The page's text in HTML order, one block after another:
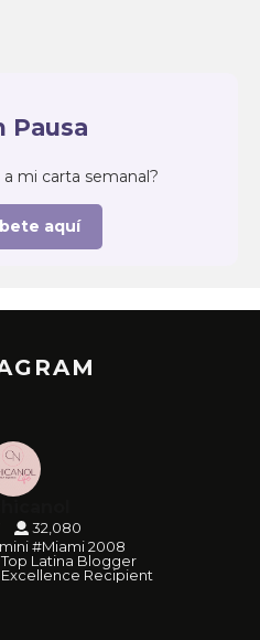
Pausa
a mi carta semanal?
aquí
32,080
#Miami 2008
Latina Blogger
Recipient